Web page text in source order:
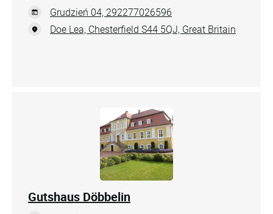
Grudzień 04, 292277026596
Doe Lea, Chesterfield S44 5QJ, Great Britain
Gutshaus Döbbelin